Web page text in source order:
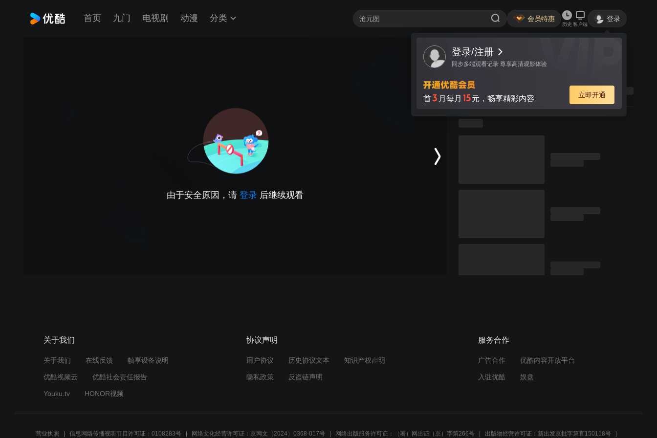
首页 九门 电视剧 动漫 分类 会员特惠
历史 客户端
登录
登录/注册
同步多端观看记录 尊享高清观影体验
首3 月每月 15元，畅享精彩内容 立即开通
由于安全原因，请 登录 后继续观看
关于我们
关于我们 在线反馈 帧享设备说明
优酷视频云 优酷社会责任报告
Youku.tv HONOR视频
协议声明
用户协议 历史协议文本 知识产权声明
隐私政策 反盗链声明
服务合作
广告合作 优酷内容开放平台
入驻优酷 娱盘
营业执照 信息网络传播视听节目许可证：0108283号 网络文化经营许可证：京网文（2024）0368-017号 网络出版服务许可证：（署）网出证（京）字第266号 出版物经营许可证：新出发京批字第直150118号